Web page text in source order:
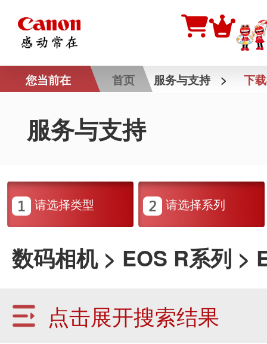
您当前在 首页 服务与支持 > 下
服务与支持
请选择类型 请选择系列
数码相机 > EOS R系列 >
点击展开搜索结果